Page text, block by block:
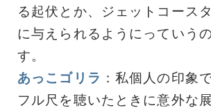
る起伏とか、ジェットコース
に与えられるようにっていう
す。
あっこゴリラ ：私個人の印象
フル尺を聴いたときに意外な